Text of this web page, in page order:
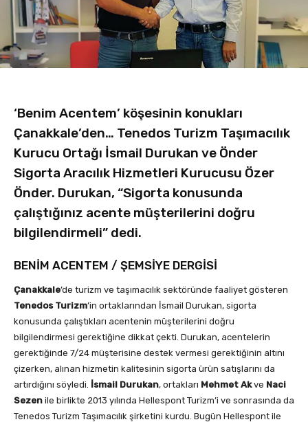
‘Benim Acentem’ köşesinin konukları
Çanakkale’den… Tenedos Turizm Taşımacılık
Kurucu Ortağı İsmail Durukan ve Önder
Sigorta Aracılık Hizmetleri Kurucusu Özer
Önder. Durukan, “Sigorta konusunda
çalıştığınız acente müşterilerini doğru
bilgilendirmeli” dedi.
BENİM ACENTEM / ŞEMSİYE DERGİSİ
Çanakkale’de turizm ve taşımacılık sektöründe faaliyet gösteren
Tenedos Turizm’in ortaklarından İsmail Durukan, sigorta
konusunda çalıştıkları acentenin müşterilerini doğru
bilgilendirmesi gerektiğine dikkat çekti. Durukan, acentelerin
gerektiğinde 7/24 müşterisine destek vermesi gerektiğinin altını
çizerken, alınan hizmetin kalitesinin sigorta ürün satışlarını da
artırdığını söyledi. İsmail Durukan, ortakları Mehmet Akve Naci
Sezen ile birlikte 2013 yılında Hellespont Turizm’i ve sonrasında da
Tenedos Turizm Taşımacılık şirketini kurdu. Bugün Hellespont ile